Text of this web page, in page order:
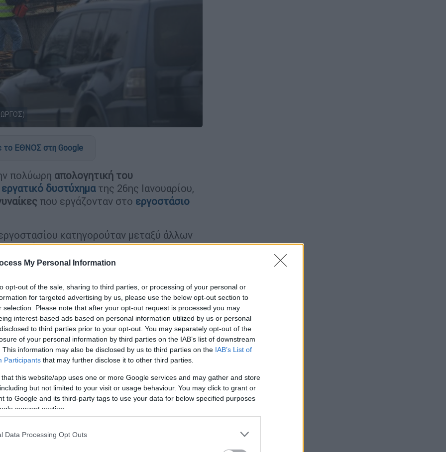
My Personal Information
opt-out of the sale, sharing to third parties, or processing of your personal or
for targeted advertising by us, please use the below opt-out section to
selection. Please note that after your opt-out request is processed you may
interest-based ads based on personal information utilized by us or personal
to third parties prior to your opt-out. You may separately opt-out of the
of your personal information by third parties on the IAB’s list of downstream
This information may also be disclosed by us to third parties on the IAB’s List of
Participants that may further disclose it to other third parties.
that this website/app uses one or more Google services and may gather and store
but not limited to your visit or usage behaviour. You may click to grant or
to Google and its third-party tags to use your data for below specified purposes
consent section.
Data Processing Opt Outs
το ΕΘΝΟΣ στη Google
πολύωρη απολογητική του
δυστύχηματης 26ης Ιανουαρίου,
που εργάζονταν στο εργοστάσιο
κατηγορούταν μεταξύ άλλων
συρροή. Μετά την απολογία που διήρκεσε
των ανακριτικών και εισαγγελικών
στη Βιολάντα για τη
μαρτυρία για τη ληστεία στην